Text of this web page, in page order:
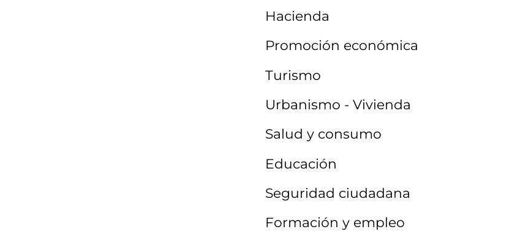
Hacienda
Promoción económica
Turismo
Urbanismo - Vivienda
Salud y consumo
Educación
Seguridad ciudadana
Formación y empleo